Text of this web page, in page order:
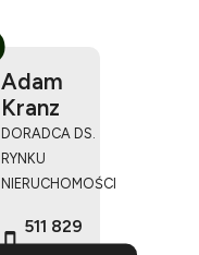
Adam
Kranz
DORADCA DS.
RYNKU
NIERUCHOMOŚCI
511 829